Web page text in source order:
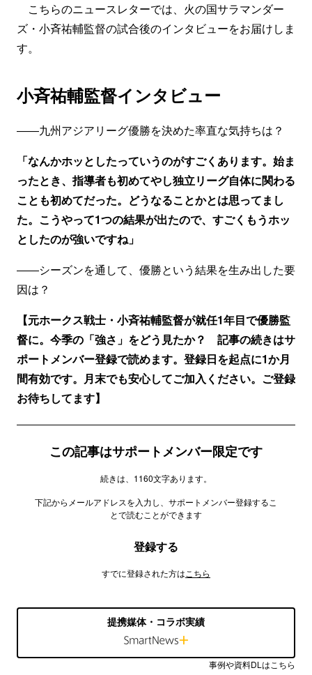
こちらのニュースレターでは、火の国サラマンダー
ズ・小斉祐輔監督の試合後のインタビューをお届けしま
す。
小斉祐輔監督インタビュー
――九州アジアリーグ優勝を決めた率直な気持ちは？
「なんかホッとしたっていうのがすごくあります。始ま
ったとき、指導者も初めてやし独立リーグ自体に関わる
ことも初めてだった。どうなることかとは思ってまし
た。こうやって1つの結果が出たので、すごくもうホッ
としたのが強いですね」
――シーズンを通して、優勝という結果を生み出した要
因は？
【元ホークス戦士・小斉祐輔監督が就任1年目で優勝監
督に。今季の「強さ」をどう見たか？ 記事の続きはサ
ポートメンバー登録で読めます。登録日を起点に1か月
間有効です。月末でも安心してご加入ください。ご登録
お待ちしてます】
この記事はサポートメンバー限定です
続きは、1160文字あります。
下記からメールアドレスを入力し、サポートメンバー登録するこ
とで読むことができます
登録する
すでに登録された方は こちら
提携媒体・コラボ実績
事例や資料DLはこちら